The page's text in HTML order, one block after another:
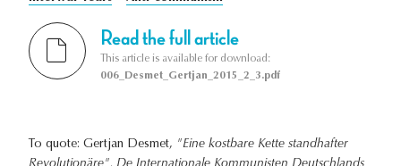
Read the full article
This article is available for download:
006_Desmet_Gertjan_2015_2_3.pdf
To quote: Gertjan Desmet, "Eine kostbare Kette standhafter